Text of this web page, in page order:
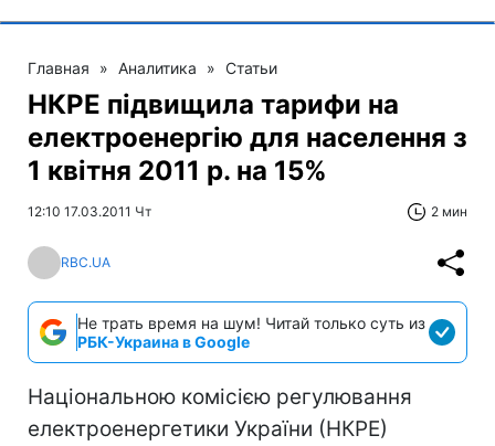
Главная » Аналитика » Статьи
НКРЕ підвищила тарифи на
електроенергію для населення з
1 квітня 2011 р. на 15%
12:10 17.03.2011 Чт 2 мин
RBC.UA
Не трать время на шум! Читай только суть из
РБК-Украина в Google
Національною комісією регулювання
електроенергетики України (НКРЕ)